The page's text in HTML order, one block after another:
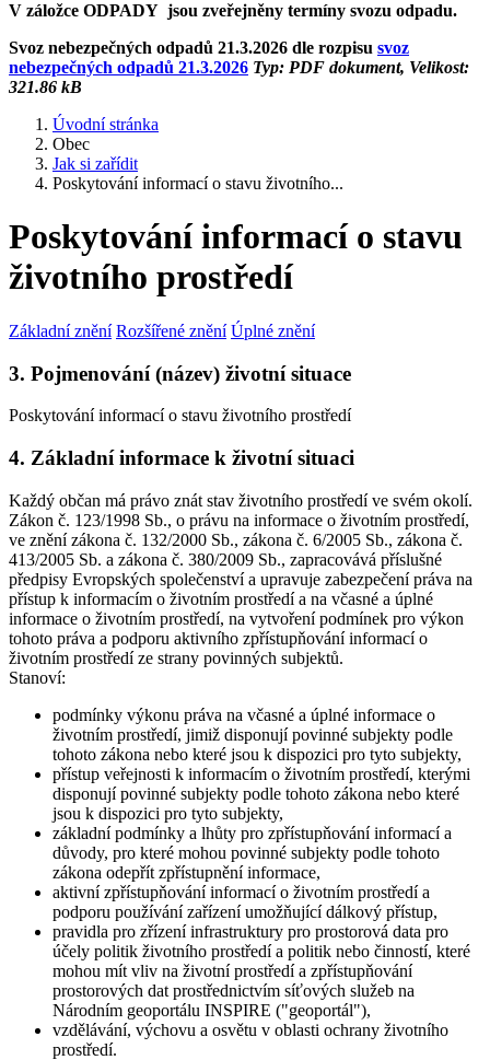
V záložce ODPADY jsou zveřejněny termíny svozu odpadu.
Svoz nebezpečných odpadů 21.3.2026 dle rozpisu svoz
nebezpečných odpadů 21.3.2026 Typ: PDF dokument, Velikost:
321.86 kB
Úvodní stránka
Obec
Jak si zařídit
Poskytování informací o stavu životního...
Poskytování informací o stavu
životního prostředí
Základní znění Rozšířené znění Úplné znění
3. Pojmenování (název) životní situace
Poskytování informací o stavu životního prostředí
4. Základní informace k životní situaci
Každý občan má právo znát stav životního prostředí ve svém okolí.
Zákon č. 123/1998 Sb., o právu na informace o životním prostředí,
ve znění zákona č. 132/2000 Sb., zákona č. 6/2005 Sb., zákona č.
413/2005 Sb. a zákona č. 380/2009 Sb., zapracovává příslušné
předpisy Evropských společenství a upravuje zabezpečení práva na
přístup k informacím o životním prostředí a na včasné a úplné
informace o životním prostředí, na vytvoření podmínek pro výkon
tohoto práva a podporu aktivního zpřístupňování informací o
životním prostředí ze strany povinných subjektů.
Stanoví:
podmínky výkonu práva na včasné a úplné informace o
životním prostředí, jimiž disponují povinné subjekty podle
tohoto zákona nebo které jsou k dispozici pro tyto subjekty,
přístup veřejnosti k informacím o životním prostředí, kterými
disponují povinné subjekty podle tohoto zákona nebo které
jsou k dispozici pro tyto subjekty,
základní podmínky a lhůty pro zpřístupňování informací a
důvody, pro které mohou povinné subjekty podle tohoto
zákona odepřít zpřístupnění informace,
aktivní zpřístupňování informací o životním prostředí a
podporu používání zařízení umožňující dálkový přístup,
pravidla pro zřízení infrastruktury pro prostorová data pro
účely politik životního prostředí a politik nebo činností, které
mohou mít vliv na životní prostředí a zpřístupňování
prostorových dat prostřednictvím síťových služeb na
Národním geoportálu INSPIRE ("geoportál"),
vzdělávání, výchovu a osvětu v oblasti ochrany životního
prostředí.